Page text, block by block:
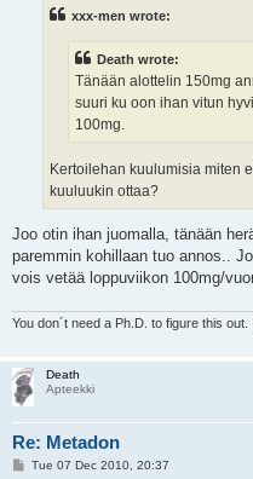
xxx-men wrote:
Death wrote:
Tänään alottelin 150mg
suuri ku oon ihan vitun
100mg.
Kertoilehan kuulumisia miten
kuuluukin ottaa?
Joo otin ihan juomalla, tänään
paremmin kohillaan tuo annos..
vois vetää loppuviikon 100mg/
You don´t need a Ph.D. to figure this out.
Death
Apteekki
Re: Metadon
PTue 07 Dec 2010, 20:37